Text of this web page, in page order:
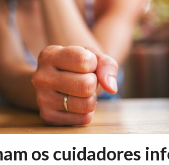
os cuidadores